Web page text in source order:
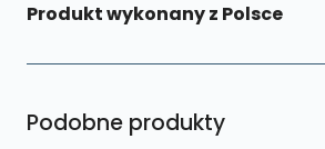
Produkt wykonany z Polsce
Podobne produkty